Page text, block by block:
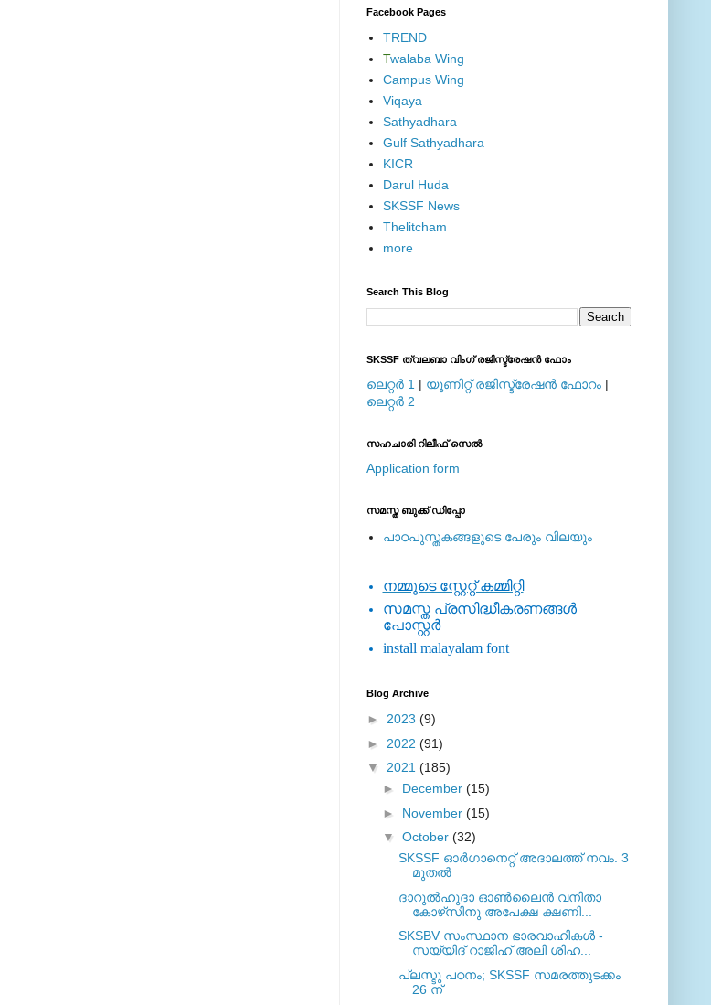
Facebook Pages
TREND
Twalaba Wing
Campus Wing
Viqaya
Sathyadhara
Gulf Sathyadhara
KICR
Darul Huda
SKSSF News
Thelitcham
more
Search This Blog
SKSSF ത്വലബാ വിംഗ് രജിസ്ട്രേഷന്‍ ഫോം
ലെറ്റര്‍ 1 | യൂണിറ്റ് രജിസ്ട്രേഷന്‍ ഫോറം |
ലെറ്റര്‍ 2
സഹചാരി റിലീഫ് സെല്‍
Application form
സമസ്ത ബുക്ക് ഡിപ്പോ
പാഠപുസ്തകങ്ങളുടെ പേരും വിലയും
നമ്മുടെ സ്റ്റേറ്റ് കമ്മിറ്റി
സമസ്ത പ്രസിദ്ധീകരണങ്ങള്‍
പോസ്റ്റര്‍
install malayalam font
Blog Archive
► 2023 (9)
► 2022 (91)
▼ 2021 (185)
► December (15)
► November (15)
▼ October (32)
SKSSF ഓര്‍ഗാനെറ്റ് അദാലത്ത് നവം. 3
മുതല്‍
ദാറുല്‍ഹുദാ ഓണ്‍ലൈന്‍ വനിതാ
കോഴ്‌സിനു അപേക്ഷ ക്ഷണി...
SKSBV സംസ്ഥാന ഭാരവാഹികള്‍ -
സയ്യിദ് റാജിഹ് അലി ശിഹ...
പ്ലസ്ടു പഠനം; SKSSF സമരത്തുടക്കം
26 ന്